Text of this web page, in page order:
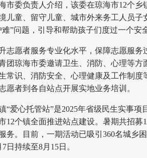
委负责人介绍，该委在琼海市12个乡
儿童、留守儿童、城市外来务工人员子
”问题，引导和帮助孩子们度过一个安
愿者服务专业化水平，保障志愿服务
团琼海市委邀请卫生、消防、心理等方
常识、消防安全、心理健康及工作制度
愿者到各自站点开展实地业务培训。
心托管站”是2025年省级民生实事项
12个镇全面推进站点建设。暑期共招募
务。目前，一期活动已吸引360名城乡
日持续至8月15日。